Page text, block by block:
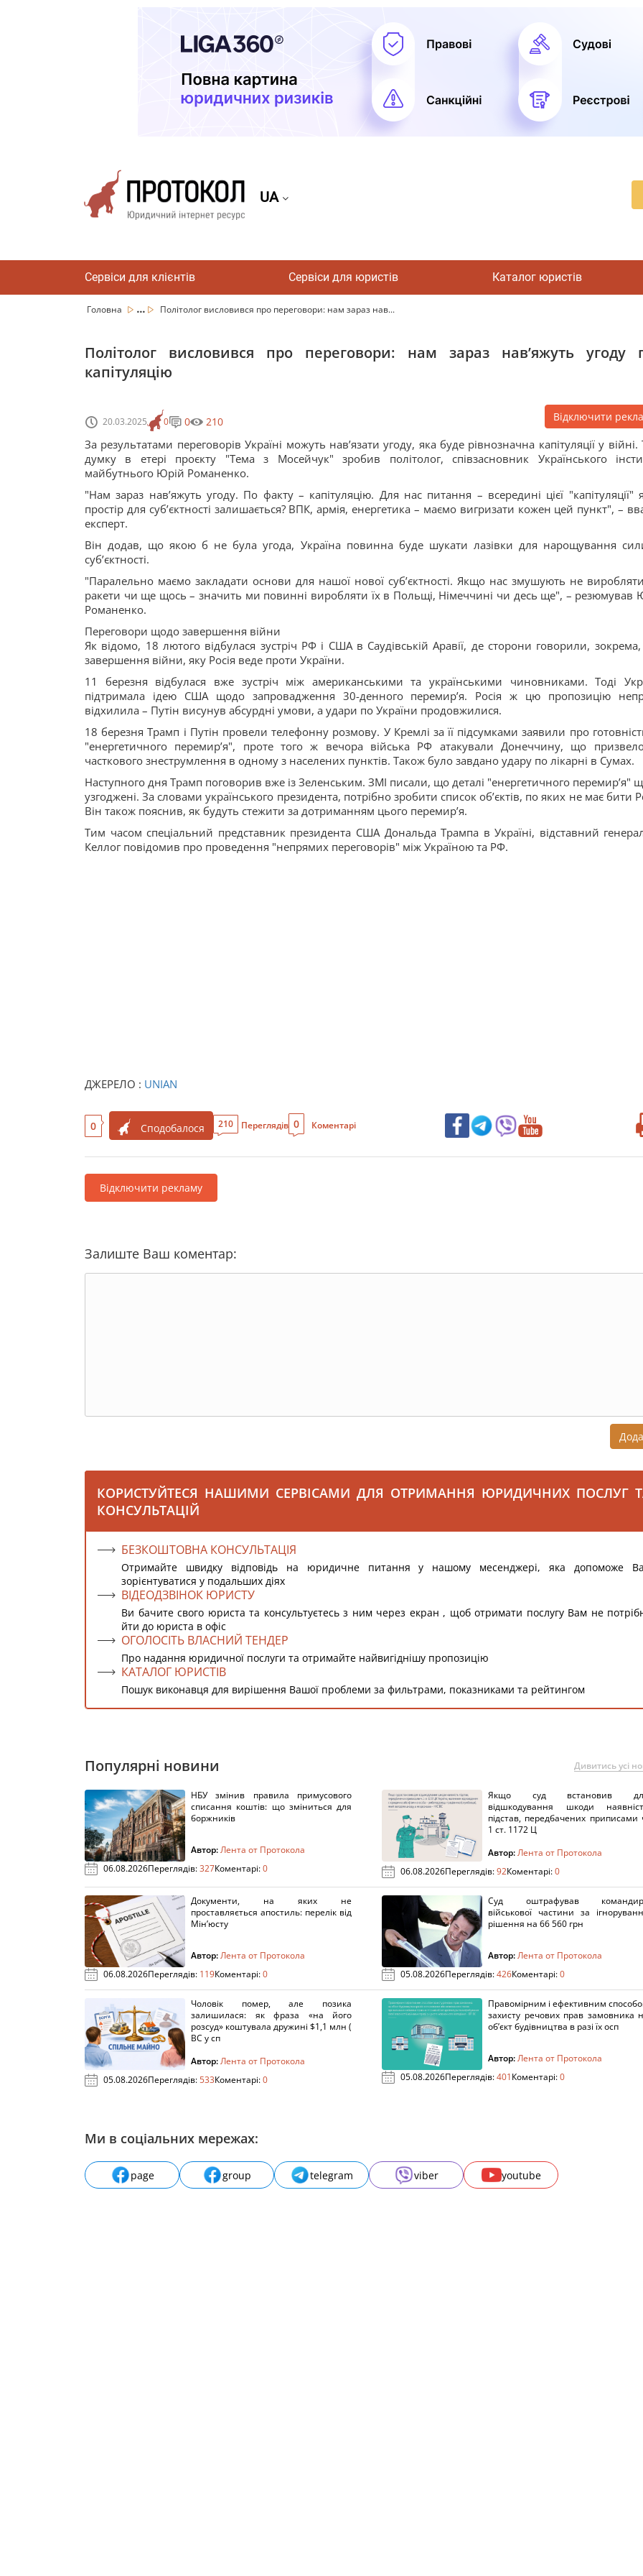
UA
Сервіси для клієнтів Сервіси для юристів Каталог юристів
Головна ... Політолог висловився про переговори: нам зараз нав...
Політолог висловився про переговори: нам зараз нав’яжуть угоду
капітуляцію
20.03.2025 0 0 210 Відключити
За результатами переговорів Україні можуть навʼязати угоду, яка буде рівнозначна капітуляції у війні.
думку в етері проєкту "Тема з Мосейчук" зробив політолог, співзасновник Українського
майбутнього Юрій Романенко.
"Нам зараз нав’яжуть угоду. По факту – капітуляцію. Для нас питання – всередині цієї "капітуляції"
простір для суб’єктності залишається? ВПК, армія, енергетика – маємо вигризати кожен цей пункт", –
експерт.
Він додав, що якою б не була угода, Україна повинна буде шукати лазівки для нарощування
суб’єктності.
"Паралельно маємо закладати основи для нашої нової суб’єктності. Якщо нас змушують не
ракети чи ще щось – значить ми повинні виробляти їх в Польщі, Німеччині чи десь ще", – резюмував
Романенко.
Переговори щодо завершення війни
Як відомо, 18 лютого відбулася зустріч РФ і США в Саудівській Аравії, де сторони говорили,
завершення війни, яку Росія веде проти України.
11 березня відбулася вже зустріч між американськими та українськими чиновниками. Тоді
підтримала ідею США щодо запровадження 30-денного перемирʼя. Росія ж цю пропозицію
відхилила – Путін висунув абсурдні умови, а удари по України продовжилися.
18 березня Трамп і Путін провели телефонну розмову. У Кремлі за її підсумками заявили про
"енергетичного перемирʼя", проте того ж вечора війська РФ атакували Донеччину, що
часткового знеструмлення в одному з населених пунктів. Також було завдано удару по лікарні в Сумах.
Наступного дня Трамп поговорив вже із Зеленським. ЗМІ писали, що деталі "енергетичного перемирʼя"
узгоджені. За словами українського президента, потрібно зробити список обʼєктів, по яких не має бити
Він також пояснив, як будуть стежити за дотриманням цього перемирʼя.
Тим часом спеціальний представник президента США Дональда Трампа в Україні, відставний
Келлог повідомив про проведення "непрямих переговорів" між Україною та РФ.
ДЖЕРЕЛО : UNIAN
0 Сподобалося 210 Переглядів 0 Коментарі
Відключити рекламу
Залиште Ваш коментар:
КОРИСТУЙТЕСЯ НАШИМИ СЕРВІСАМИ ДЛЯ ОТРИМАННЯ ЮРИДИЧНИХ ПОСЛУГ
КОНСУЛЬТАЦІЙ
БЕЗКОШТОВНА КОНСУЛЬТАЦІЯ
Отримайте швидку відповідь на юридичне питання у нашому месенджері, яка допоможе
зорієнтуватися у подальших діях
ВІДЕОДЗВІНОК ЮРИСТУ
Ви бачите свого юриста та консультуєтесь з ним через екран , щоб отримати послугу Вам не
йти до юриста в офіс
ОГОЛОСІТЬ ВЛАСНИЙ ТЕНДЕР
Про надання юридичної послуги та отримайте найвигіднішу пропозицію
КАТАЛОГ ЮРИСТІВ
Пошук виконавця для вирішення Вашої проблеми за фильтрами, показниками та рейтингом
Популярні новини Дивитись усі
НБУ змінив правила примусового
списання коштів: що зміниться для
боржників
Автор:Лента от Протокола
06.08.2026Переглядів:327Коментарі:0
Якщо суд встановив
відшкодування шкоди
підстав, передбачених приписами
1 ст. 1172 Ц
Автор:Лента от Протокола
06.08.2026Переглядів:92Коментарі:0
Документи, на яких не
проставляється апостиль: перелік від
Мін’юсту
Автор:Лента от Протокола
06.08.2026Переглядів: 119Коментарі:0
Суд оштрафував
військової частини за
рішення на 66 560 грн
Автор:Лента от Протокола
05.08.2026Переглядів:426Коментарі:0
Чоловік помер, але позика
залишилася: як фраза «на його
розсуд» коштувала дружині $1,1 млн (
ВС у сп
Автор:Лента от Протокола
05.08.2026Переглядів:533Коментарі:0
Правомірним і ефективним
захисту речових прав замовника
об’єкт будівництва в разі їх осп
Автор:Лента от Протокола
05.08.2026Переглядів:401Коментарі:0
Ми в соціальних мережах:
page group telegram viber youtube